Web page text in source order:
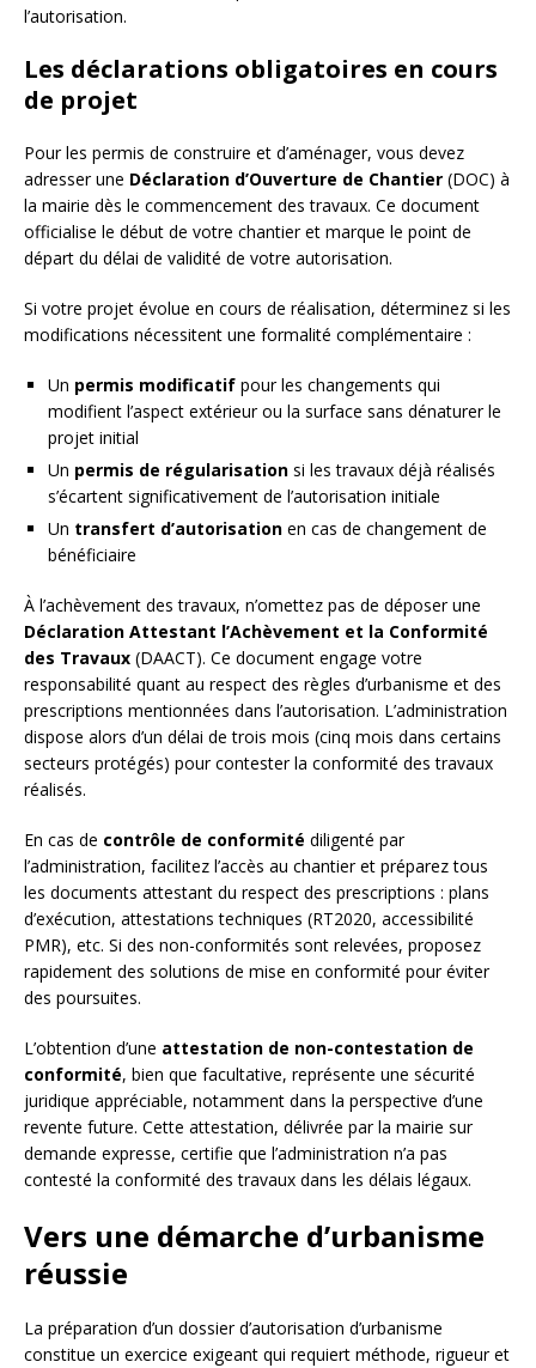
l’autorisation.
Les déclarations obligatoires en cours
de projet
Pour les permis de construire et d’aménager, vous devez
adresser une Déclaration d’Ouverture de Chantier (DOC) à
la mairie dès le commencement des travaux. Ce document
officialise le début de votre chantier et marque le point de
départ du délai de validité de votre autorisation.
Si votre projet évolue en cours de réalisation, déterminez si les
modifications nécessitent une formalité complémentaire :
Un permis modificatif pour les changements qui
modifient l’aspect extérieur ou la surface sans dénaturer le
projet initial
Un permis de régularisation si les travaux déjà réalisés
s’écartent significativement de l’autorisation initiale
Un transfert d’autorisation en cas de changement de
bénéficiaire
À l’achèvement des travaux, n’omettez pas de déposer une
Déclaration Attestant l’Achèvement et la Conformité
des Travaux (DAACT). Ce document engage votre
responsabilité quant au respect des règles d’urbanisme et des
prescriptions mentionnées dans l’autorisation. L’administration
dispose alors d’un délai de trois mois (cinq mois dans certains
secteurs protégés) pour contester la conformité des travaux
réalisés.
En cas de contrôle de conformité diligenté par
l’administration, facilitez l’accès au chantier et préparez tous
les documents attestant du respect des prescriptions : plans
d’exécution, attestations techniques (RT2020, accessibilité
PMR), etc. Si des non-conformités sont relevées, proposez
rapidement des solutions de mise en conformité pour éviter
des poursuites.
L’obtention d’une attestation de non-contestation de
conformité, bien que facultative, représente une sécurité
juridique appréciable, notamment dans la perspective d’une
revente future. Cette attestation, délivrée par la mairie sur
demande expresse, certifie que l’administration n’a pas
contesté la conformité des travaux dans les délais légaux.
Vers une démarche d’urbanisme
réussie
La préparation d’un dossier d’autorisation d’urbanisme
constitue un exercice exigeant qui requiert méthode, rigueur et